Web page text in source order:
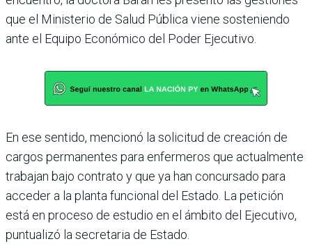
que el Ministerio de Salud Pública viene sosteniendo
ante el Equipo Económico del Poder Ejecutivo.
En ese sentido, mencionó la solicitud de creación de
car­gos permanentes para enfer­meros que actualmente
tra­bajan bajo contrato y que ya han concursado para
acce­der a la planta funcional del Estado. La petición
está en proceso de estudio en el ámbito del Ejecutivo,
puntua­lizó la secretaria de Estado.